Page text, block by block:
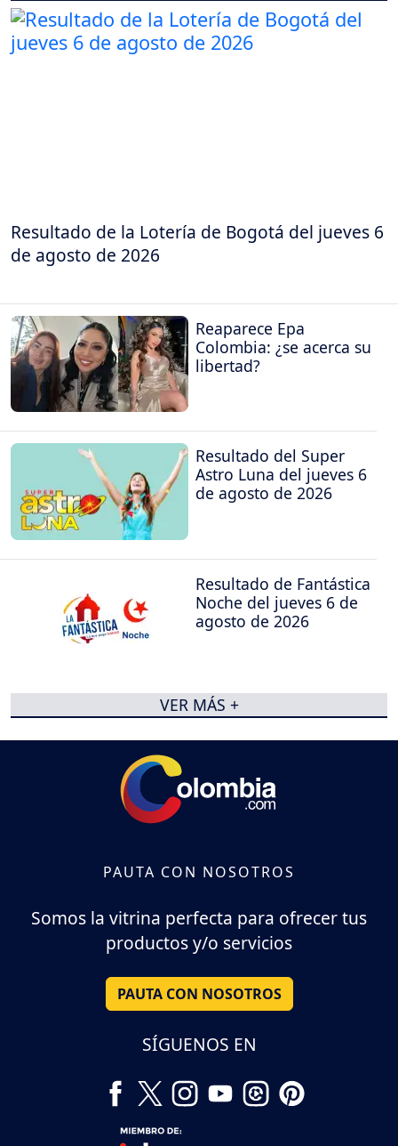
Resultado de la Lotería de Bogotá del jueves 6
de agosto de 2026
Reaparece Epa
Colombia: ¿se acerca su
libertad?
Resultado del Super
Astro Luna del jueves 6
de agosto de 2026
Resultado de Fantástica
Noche del jueves 6 de
agosto de 2026
VER MÁS +
PAUTA CON NOSOTROS
Somos la vitrina perfecta para ofrecer tus
productos y/o servicios
PAUTA CON NOSOTROS
SÍGUENOS EN